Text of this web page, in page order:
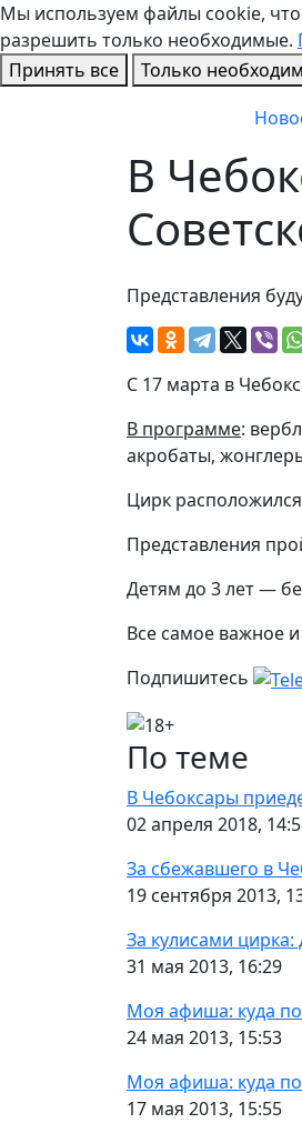
Мы используем файлы cookie,
разрешить только необходимые.
Принять все
Только
В
Представления
С 17 марта в
В программе:
акробаты,
Цирк
Представления
Детям до 3 лет —
Все самое важное
Подпишитесь
По теме
В Чебоксары
02 апреля 2018,
За сбежавшего в
19 сентября 2013,
За кулисами
31 мая 2013, 16:29
Моя афиша: куда
24 мая 2013, 15:53
Моя афиша: куда
17 мая 2013, 15:55